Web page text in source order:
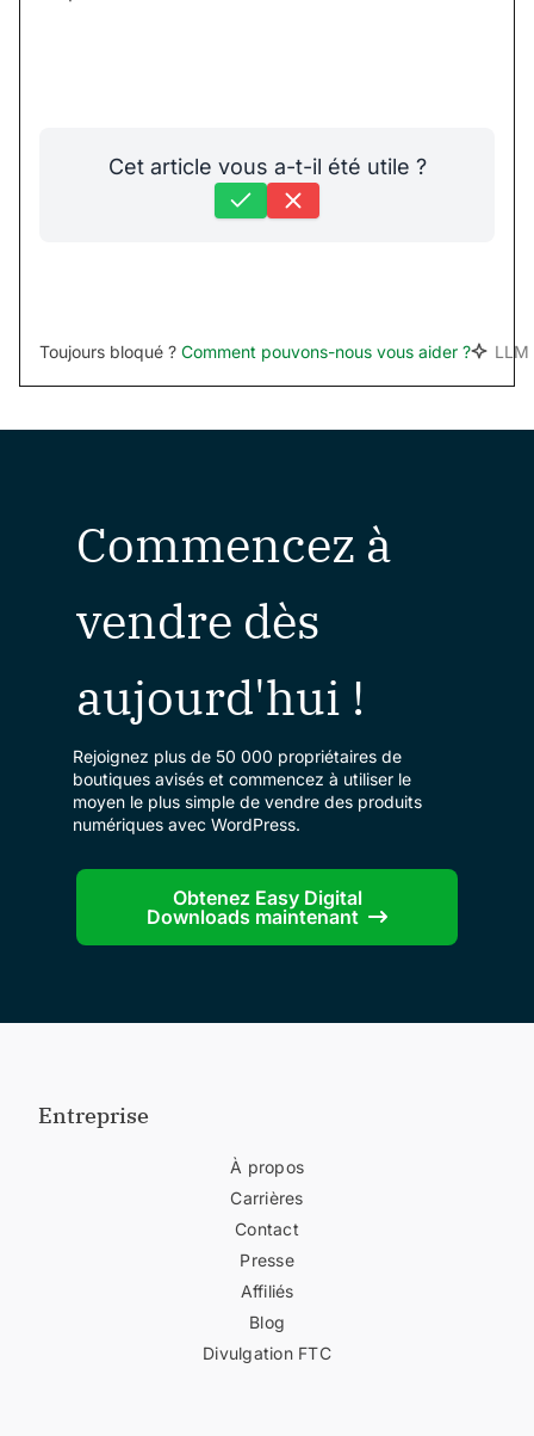
Cet article vous a-t-il été utile ?
Toujours bloqué ? Comment pouvons-nous vous aider ? LLM
Commencez à
vendre dès
aujourd'hui !
Rejoignez plus de 50 000 propriétaires de
boutiques avisés et commencez à utiliser le
moyen le plus simple de vendre des produits
numériques avec WordPress.
Obtenez Easy Digital
Downloads maintenant
Entreprise
À propos
Carrières
Contact
Presse
Affiliés
Blog
Divulgation FTC